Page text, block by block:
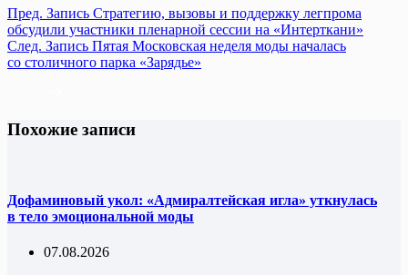
Пред. Запись Стратегию, вызовы и поддержку легпрома
обсудили участники пленарной сессии на «Интерткани»
След. Запись Пятая Московская неделя моды началась
со столичного парка «Зарядье»
Похожие записи
Дофаминовый укол: «Адмиралтейская игла» уткнулась
в тело эмоциональной моды
07.08.2026